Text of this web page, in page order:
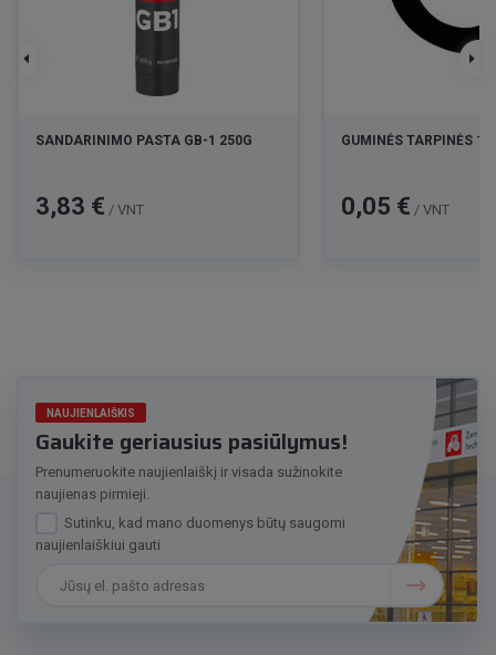
SANDARINIMO PASTA GB-1 250G
Kaina
3,83 € / VNT
GUMINĖS TARPINĖS 1/2
Kaina
0,05 € / VNT
NAUJIENLAIŠKIS
Gaukite geriausius pasiūlymus!
Prenumeruokite naujienlaiškį ir visada sužinokite
naujienas pirmieji.
Sutinku, kad mano duomenys būtų saugomi
naujienlaiškiui gauti